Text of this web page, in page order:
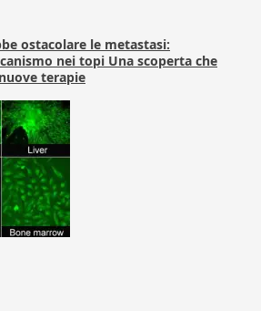
ostacolare le metastasi:
nei topi Una scoperta che
terapie